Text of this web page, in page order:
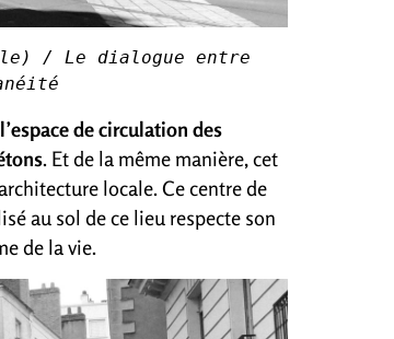
/ Le dialogue entre
de circulation des
. Et de la même manière, cet
locale. Ce centre de
au sol de ce lieu respecte son
de la vie.